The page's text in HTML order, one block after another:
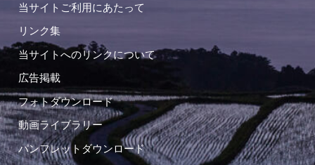
当サイトご利用にあたって
リンク集
当サイトへのリンクについて
広告掲載
フォトダウンロード
動画ライブラリー
パンフレットダウンロード